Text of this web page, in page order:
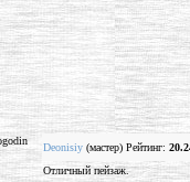
Deonisiy (мастер) Рейтинг:
Отличный пейзаж.